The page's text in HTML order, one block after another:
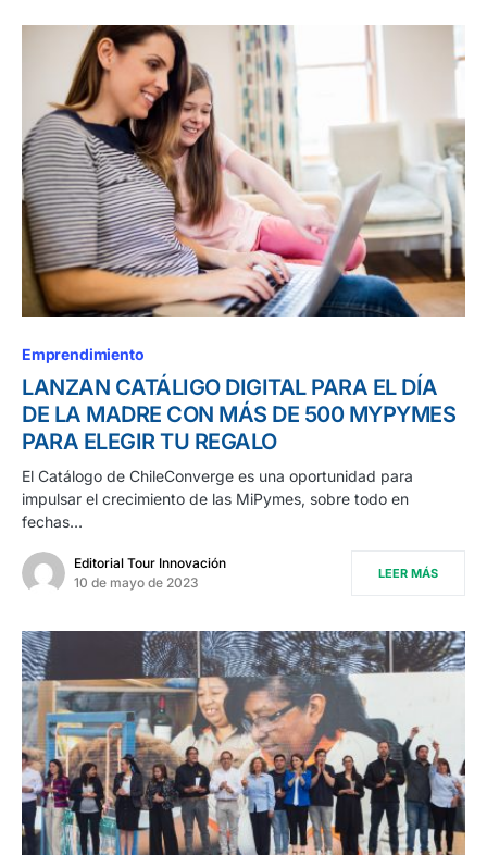
Emprendimiento
LANZAN CATÁLIGO DIGITAL PARA EL DÍA
DE LA MADRE CON MÁS DE 500 MYPYMES
PARA ELEGIR TU REGALO
El Catálogo de ChileConverge es una oportunidad para
impulsar el crecimiento de las MiPymes, sobre todo en
fechas…
Editorial Tour Innovación
10 de mayo de 2023
LEER MÁS